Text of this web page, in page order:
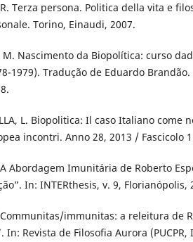
R. Terza persona. Politica della vita e
Torino, Einaudi, 2007.
M. Nascimento da Biopolítica: curso
1979). Tradução de Eduardo
L. Biopolitica: Il caso Italiano come
incontri. Anno 28, 2013 / Fascicolo
Abordagem Imunitária de Roberto
In: INTERthesis, v. 9, Florianópolis,
immunitas: a releitura de
In: Revista de Filosofia Aurora (PUCPR,